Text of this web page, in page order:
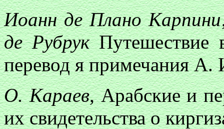
Иоанн де Плано Карпини
де РубрукПутешествие
перевод я примечания
О. Караев, Арабские и
их свидетельства о